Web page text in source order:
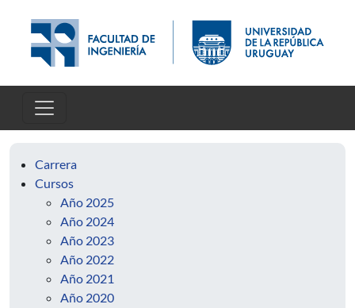
Carrera
Cursos
Año 2025
Año 2024
Año 2023
Año 2022
Año 2021
Año 2020